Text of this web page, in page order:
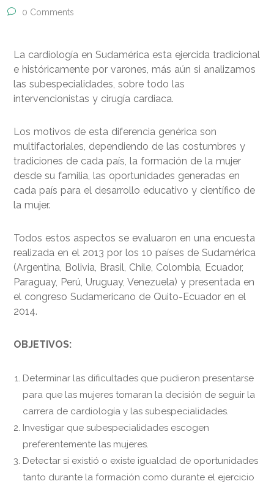
0 Comments
La cardiología en Sudamérica esta ejercida tradicional
e históricamente por varones, más aún si analizamos
las subespecialidades, sobre todo las
intervencionistas y cirugía cardiaca.
Los motivos de esta diferencia genérica son
multifactoriales, dependiendo de las costumbres y
tradiciones de cada país, la formación de la mujer
desde su familia, las oportunidades generadas en
cada país para el desarrollo educativo y científico de
la mujer.
Todos estos aspectos se evaluaron en una encuesta
realizada en el 2013 por los 10 países de Sudamérica
(Argentina, Bolivia, Brasil, Chile, Colombia, Ecuador,
Paraguay, Perú, Uruguay, Venezuela) y presentada en
el congreso Sudamericano de Quito-Ecuador en el
2014.
OBJETIVOS:
Determinar las dificultades que pudieron presentarse
para que las mujeres tomaran la decisión de seguir la
carrera de cardiología y las subespecialidades.
Investigar que subespecialidades escogen
preferentemente las mujeres.
Detectar si existió o existe igualdad de oportunidades
tanto durante la formación como durante el ejercicio